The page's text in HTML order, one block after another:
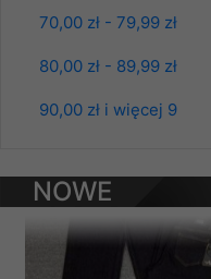
70,00 zł - 79,99 zł
80,00 zł - 89,99 zł
90,00 zł i więcej 9
NOWE
PRODUKTY
Spodnie damskie
Kolor Paczka 10 szt